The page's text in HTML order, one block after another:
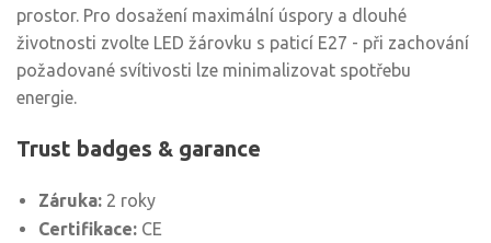
prostor. Pro dosažení maximální úspory a dlouhé
životnosti zvolte LED žárovku s paticí E27 - při zachování
požadované svítivosti lze minimalizovat spotřebu
energie.
Trust badges & garance
Záruka: 2 roky
Certifikace: CE